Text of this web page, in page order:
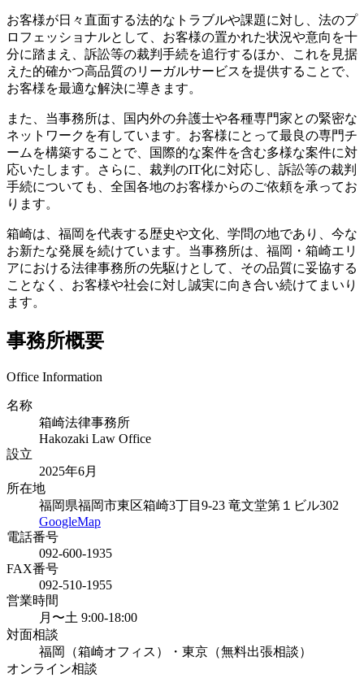
お客様が日々直面する法的なトラブルや課題に対し、法のプ
ロフェッショナルとして、お客様の置かれた状況や意向を十
分に踏まえ、訴訟等の裁判手続を追行するほか、これを見据
えた的確かつ高品質のリーガルサービスを提供することで、
お客様を最適な解決に導きます。
また、当事務所は、国内外の弁護士や各種専門家との緊密な
ネットワークを有しています。お客様にとって最良の専門チ
ームを構築することで、国際的な案件を含む多様な案件に対
応いたします。さらに、裁判のIT化に対応し、訴訟等の裁判
手続についても、全国各地のお客様からのご依頼を承ってお
ります。
箱崎は、福岡を代表する歴史や文化、学問の地であり、今な
お新たな発展を続けています。当事務所は、福岡・箱崎エリ
アにおける法律事務所の先駆けとして、その品質に妥協する
ことなく、お客様や社会に対し誠実に向き合い続けてまいり
ます。
事務所概要
Office Information
名称
箱崎法律事務所
Hakozaki Law Office
設立
2025年6月
所在地
福岡県福岡市東区箱崎3丁目9-23 竜文堂第１ビル302
GoogleMap
電話番号
092-600-1935
FAX番号
092-510-1955
営業時間
月〜土 9:00-18:00
対面相談
福岡（箱崎オフィス）・東京（無料出張相談）
オンライン相談